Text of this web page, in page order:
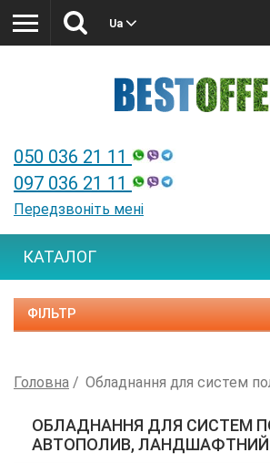
Ua
050 036 21 11
097 036 21 11
Передзвоніть мені
КАТАЛОГ
ФІЛЬТР
Головна Обладнання для систем
ОБЛАДНАННЯ ДЛЯ СИСТЕМ
АВТОПОЛИВ,